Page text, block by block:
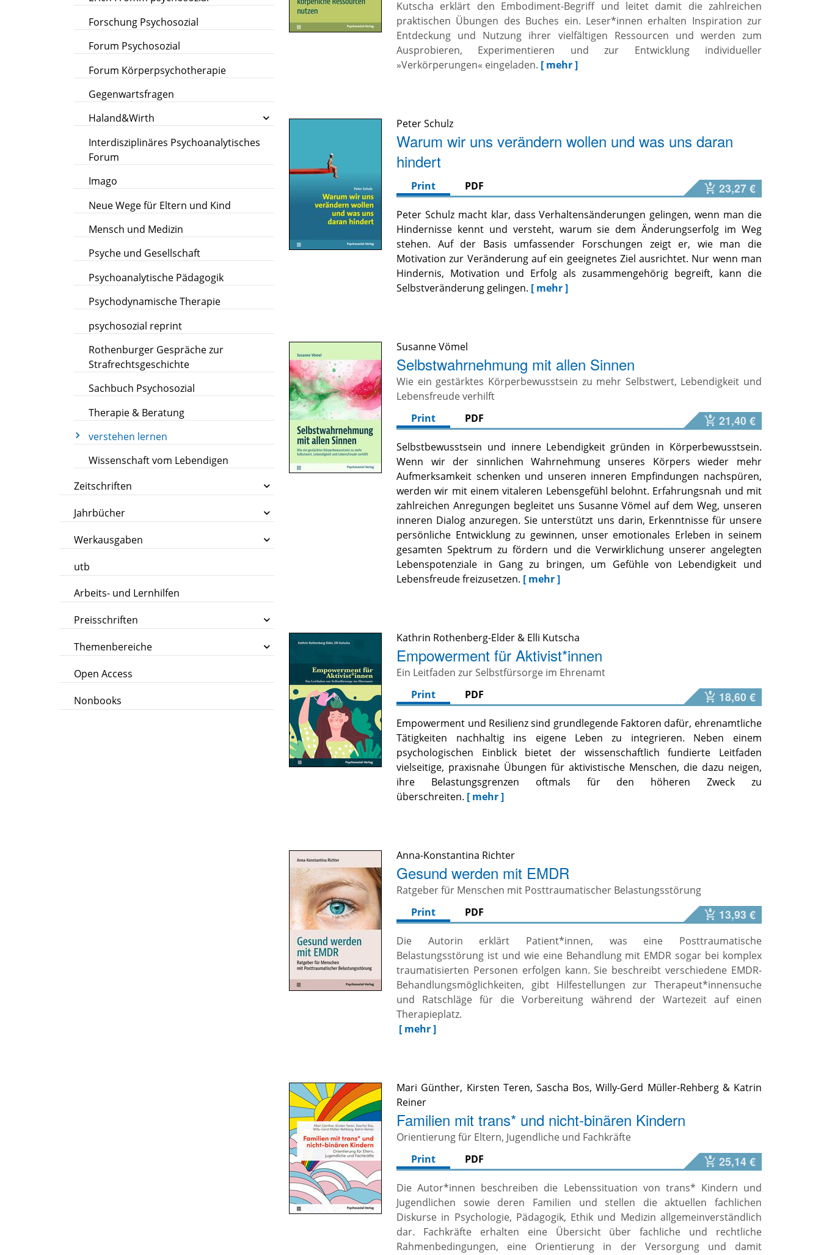
Forschung Psychosozial
Forum Psychosozial
Forum Körperpsychotherapie
Gegenwartsfragen
Haland&Wirth
Interdisziplinäres Psychoanalytisches
Forum
Imago
Neue Wege für Eltern und Kind
Mensch und Medizin
Psyche und Gesellschaft
Psychoanalytische Pädagogik
Psychodynamische Therapie
psychosozial reprint
Rothenburger Gespräche zur
Strafrechtsgeschichte
Sachbuch Psychosozial
Therapie & Beratung
verstehen lernen
Wissenschaft vom Lebendigen
Zeitschriften
Jahrbücher
Werkausgaben
utb
Arbeits- und Lernhilfen
Preisschriften
Themenbereiche
Open Access
Nonbooks
Kutscha erklärt den Embodiment-Begriff und leitet damit die zahlreichen
praktischen Übungen des Buches ein. Leser*innen erhalten Inspiration zur
Entdeckung und Nutzung ihrer vielfältigen Ressourcen und werden zum
Ausprobieren, Experimentieren und zur Entwicklung individueller
»Verkörperungen« eingeladen. [ mehr ]
Peter Schulz
Warum wir uns verändern wollen und was uns daran
hindert
Print PDF 23,27 €
Peter Schulz macht klar, dass Verhaltensänderungen gelingen, wenn man die
Hindernisse kennt und versteht, warum sie dem Änderungserfolg im Weg
stehen. Auf der Basis umfassender Forschungen zeigt er, wie man die
Motivation zur Veränderung auf ein geeignetes Ziel ausrichtet. Nur wenn man
Hindernis, Motivation und Erfolg als zusammengehörig begreift, kann die
Selbstveränderung gelingen. [ mehr ]
Susanne Vömel
Selbstwahrnehmung mit allen Sinnen
Wie ein gestärktes Körperbewusstsein zu mehr Selbstwert, Lebendigkeit und
Lebensfreude verhilft
Print
PDF 21,40 €
Selbstbewusstsein und innere Lebendigkeit gründen in Körperbewusstsein.
Wenn wir der sinnlichen Wahrnehmung unseres Körpers wieder mehr
Aufmerksamkeit schenken und unseren inneren Empfindungen nachspüren,
werden wir mit einem vitaleren Lebensgefühl belohnt. Erfahrungsnah und mit
zahlreichen Anregungen begleitet uns Susanne Vömel auf dem Weg, unseren
inneren Dialog anzuregen. Sie unterstützt uns darin, Erkenntnisse für unsere
persönliche Entwicklung zu gewinnen, unser emotionales Erleben in seinem
gesamten Spektrum zu fördern und die Verwirklichung unserer angelegten
Lebenspotenziale in Gang zu bringen, um Gefühle von Lebendigkeit und
Lebensfreude freizusetzen. [ mehr ]
Kathrin Rothenberg-Elder & Elli Kutscha
Empowerment für Aktivist*innen
Ein Leitfaden zur Selbstfürsorge im Ehrenamt
Print
PDF 18,60 €
Empowerment und Resilienz sind grundlegende Faktoren dafür, ehrenamtliche
Tätigkeiten nachhaltig ins eigene Leben zu integrieren. Neben einem
psychologischen Einblick bietet der wissenschaftlich fundierte Leitfaden
vielseitige, praxisnahe Übungen für aktivistische Menschen, die dazu neigen,
ihre Belastungsgrenzen oftmals für den höheren Zweck zu
überschreiten. [ mehr ]
Anna-Konstantina Richter
Gesund werden mit EMDR
Ratgeber für Menschen mit Posttraumatischer Belastungsstörung
Print
PDF 13,93 €
Die Autorin erklärt Patient*innen, was eine Posttraumatische
Belastungsstörung ist und wie eine Behandlung mit EMDR sogar bei komplex
traumatisierten Personen erfolgen kann. Sie beschreibt verschiedene EMDR-
Behandlungsmöglichkeiten, gibt Hilfestellungen zur Therapeut*innensuche
und Ratschläge für die Vorbereitung während der Wartezeit auf einen
Therapieplatz.
[ mehr ]
Mari Günther, Kirsten Teren, Sascha Bos,Willy-Gerd Müller-Rehberg& Katrin
Reiner
Familien mit trans* und nicht-binären Kindern
Orientierung für Eltern, Jugendliche und Fachkräfte
Print
PDF 25,14 €
Die Autor*innen beschreiben die Lebenssituation von trans* Kindern und
Jugendlichen sowie deren Familien und stellen die aktuellen fachlichen
Diskurse in Psychologie, Pädagogik, Ethik und Medizin allgemeinverständlich
dar. Fachkräfte erhalten eine Übersicht über fachliche und rechtliche
Rahmenbedingungen, eine Orientierung in der Versorgung und damit